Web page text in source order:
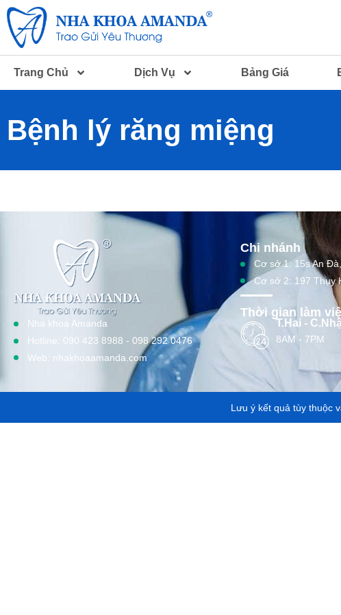
Trang Chủ Dịch Vụ Bảng Giá
Bệnh lý răng miệng
Nha khoa Amanda
Hotline: 090 423 8988 - 098 292 0476
Web: nhakhoaamanda.com
Chi nhánh
Cơ sở 1: 15s An
Cơ sở 2: 197 Thụy
Thời gian làm
T.Hai -
8AM - 7PM
Lưu ý kết quả tùy thuộc